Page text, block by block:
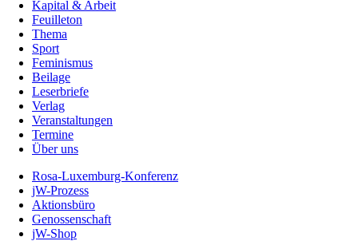
Kapital & Arbeit
Feuilleton
Thema
Sport
Feminismus
Beilage
Leserbriefe
Verlag
Veranstaltungen
Termine
Über uns
Rosa-Luxemburg-Konferenz
jW-Prozess
Aktionsbüro
Genossenschaft
jW-Shop